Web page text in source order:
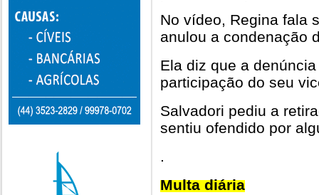
No vídeo, Regina fala
anulou a condenação
Ela diz que a
participação do seu
Salvadori pediu a
sentiu ofendido por
.
Multa diária